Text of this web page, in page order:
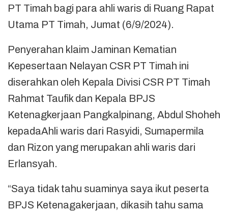
PT Timah bagi para ahli waris di Ruang Rapat
Utama PT Timah, Jumat (6/9/2024).
Penyerahan klaim Jaminan Kematian
Kepesertaan Nelayan CSR PT Timah ini
diserahkan oleh Kepala Divisi CSR PT Timah
Rahmat Taufik dan Kepala BPJS
Ketenagkerjaan Pangkalpinang, Abdul Shoheh
kepadaAhli waris dari Rasyidi, Sumapermila
dan Rizon yang merupakan ahli waris dari
Erlansyah.
“Saya tidak tahu suaminya saya ikut peserta
BPJS Ketenagakerjaan, dikasih tahu sama